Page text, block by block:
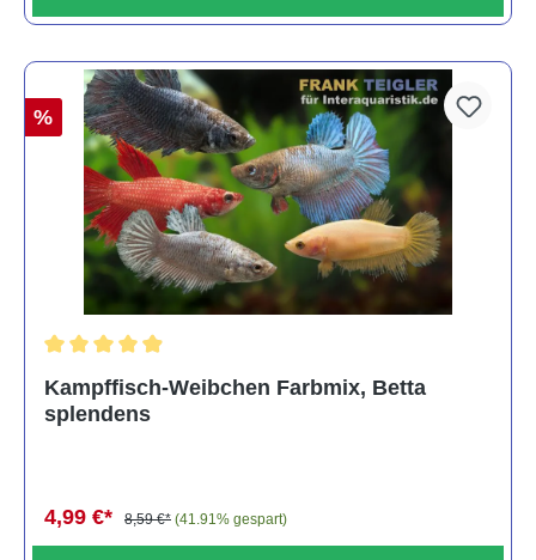
%
Kampffisch-Weibchen Farbmix, Betta
splendens
4,99 €* 8,59 €* (41.91% gespart)